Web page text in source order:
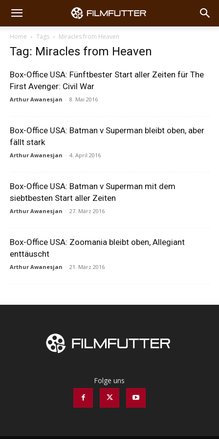
Home Tags Miracles from Heaven
Tag: Miracles from Heaven
Box-Office USA: Fünftbester Start aller Zeiten für The
First Avenger: Civil War
Arthur Awanesjan - 8. Mai 2016
Box-Office USA: Batman v Superman bleibt oben, aber
fällt stark
Arthur Awanesjan - 4. April 2016
Box-Office USA: Batman v Superman mit dem
siebtbesten Start aller Zeiten
Arthur Awanesjan - 27. März 2016
Box-Office USA: Zoomania bleibt oben, Allegiant
enttäuscht
Arthur Awanesjan - 21. März 2016
Folge uns